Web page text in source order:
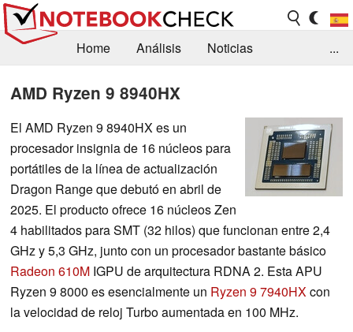
Home Análisis
Noticias
Contacto
...
AMD Ryzen 9 8940HX
El AMD Ryzen 9 8940HX es un
procesador insignia de 16 núcleos para
portátiles de la línea de actualización
Dragon Range que debutó en abril de
2025. El producto ofrece 16 núcleos Zen
4 habilitados para SMT (32 hilos) que funcionan entre 2,4
GHz y 5,3 GHz, junto con un procesador bastante básico
Radeon 610M IGPU de arquitectura RDNA 2. Esta APU
Ryzen 9 8000 es esencialmente un Ryzen 9 7940HXcon
la velocidad de reloj Turbo aumentada en 100 MHz.